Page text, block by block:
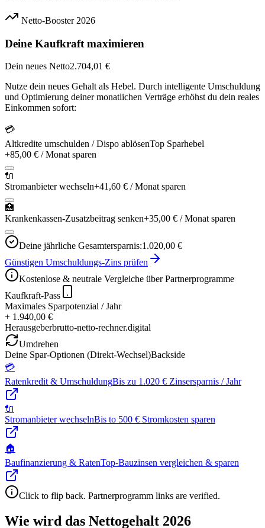
Netto-Booster 2026
Deine Kaufkraft maximieren
Dein neues Netto2.704,01 €
Nutze dein neues Gehalt als Hebel. Durch intelligente Umschuldung
und Optimierung deiner monatlichen Verträge erhöhst du dein reales
Einkommen sofort:
💳
Altkredite umschulden / Dispo ablösenTop Sparhebel
+85,00 € / Monat sparen
🔌
Stromanbieter wechseln+41,60 € / Monat sparen
🏥
Krankenkassen-Zusatzbeitrag senken+35,00 € / Monat sparen
Deine jährliche Gesamtersparnis:1.020,00 €
Günstigen Umschuldungs-Zins prüfen
Kostenlose & neutrale Vergleiche über Partnerprogramme
Kaufkraft-Pass
Maximales Sparpotenzial / Jahr
+ 1.940,00 €
Herausgeberbrutto-netto-rechner.digital
Umdrehen
Deine Spar-Optionen (Direkt-Wechsel)Backside
💳
Ratenkredit & UmschuldungBis zu 1.020 € Zinsersparnis / Jahr
🔌
Stromanbieter wechselnBis to 500 € Stromkosten sparen
🏠
Baufinanzierung & RatenTop-Bauzinsen vergleichen & sparen
Click to flip back. Partnerprogramm links are verified.
Wie wird das Nettogehalt 2026